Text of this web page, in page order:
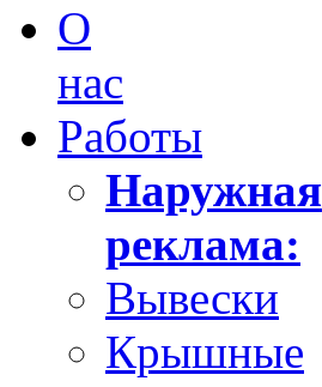
О
нас
Работы
Наружная
реклама:
Вывески
Крышные